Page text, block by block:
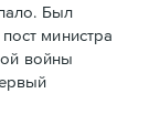
Был
министра
войны